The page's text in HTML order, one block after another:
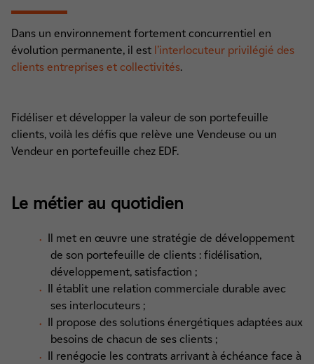
Dans un environnement fortement concurrentiel en
évolution permanente, il est l’interlocuteur privilégié des
clients entreprises et collectivités.
Fidéliser et développer la valeur de son portefeuille
clients, voilà les défis que relève une Vendeuse ou un
Vendeur en portefeuille chez EDF.
Le métier au quotidien
Il met en œuvre une stratégie de développement
de son portefeuille de clients : fidélisation,
développement, satisfaction ;
Il établit une relation commerciale durable avec
ses interlocuteurs ;
Il propose des solutions énergétiques adaptées aux
besoins de chacun de ses clients ;
Il renégocie les contrats arrivant à échéance face à